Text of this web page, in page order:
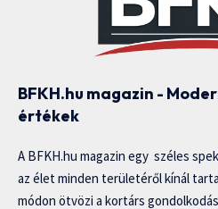
BFKH.hu magazin -
értékek
A BFKH.hu magazin egy széles
az élet minden területéről kínál
módon ötvözi a kortárs